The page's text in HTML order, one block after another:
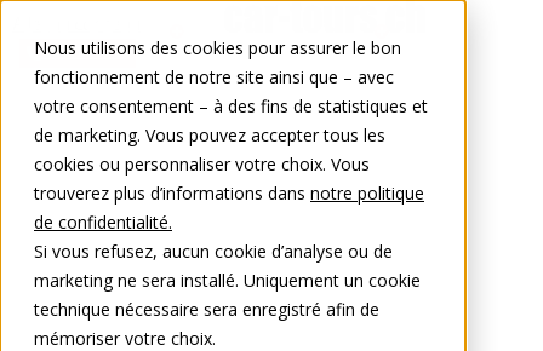
Nous utilisons des cookies pour assurer le bon
fonctionnement de notre site ainsi que – avec
votre consentement – à des fins de statistiques et
de marketing. Vous pouvez accepter tous les
cookies ou personnaliser votre choix. Vous
trouverez plus d’informations dans notre politique
de confidentialité.
Si vous refusez, aucun cookie d’analyse ou de
marketing ne sera installé. Uniquement un cookie
technique nécessaire sera enregistré afin de
mémoriser votre choix.
0848 00 77 88